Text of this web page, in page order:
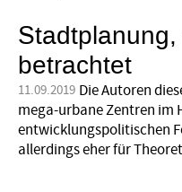
betrachtet
11.09.2019 Die Autoren
mega-urbane Zentren im
entwicklungspolitischen
allerdings eher für